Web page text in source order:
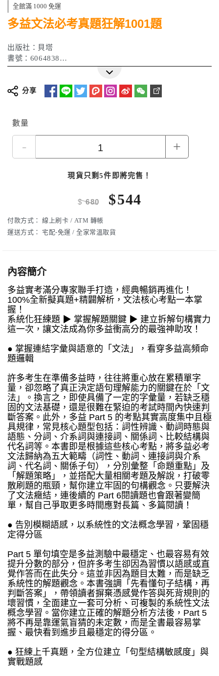
全館滿 1000 免運
多益文法必考真題狂解1001題
出版社：貝塔
書號：6064838
ISBN：9786267570548
出版日期：2026 年 06 月
分享
數量
- +
現貨只剩5件即將完售！
$680 $544
付款方式： 線上刷卡 / ATM 轉帳
運送方式：
宅配-免運 / 全家常溫取貨
內容簡介
多益實考滿分專家聯手打造，經典暢銷再進化！
100%全新擬真題+精闢解析，文法核心考點一本掌
握！
系統化狂練題 ▶ 掌握解題關鍵 ▶ 建立拆解句構實力
這一次，讓文法成為你多益衝高分的最強神助攻！
● 掌握連結字彙與語意的「文法」，看穿多益高頻命
題邏輯
許多考生在準備多益時，往往將重心放在累積單字
量，卻忽略了真正決定語句理解能力的關鍵在於「文
法」。換言之，即使具備了一定的字彙量，若缺乏穩
固的文法基礎，還是很難在緊迫的考試時間內快速判
斷答案。此外，多益 Part 5 的考點其實高度集中且極
具規律，常見核心題型包括：詞性辨識、動詞時態與
語態、分詞、介系詞與連接詞、關係詞、比較結構與
代名詞等。本書即是根據這些核心考點，將多益必考
文法歸納為五大範疇（詞性、動詞、連接詞與介系
詞、代名詞、關係子句），分別彙整「命題重點」及
「解題策略」，並搭配大量相關考題及解說，打破零
散刷題的瓶頸，幫你建立牢固的句構觀念。只要解決
了文法癥結，連後續的 Part 6閱讀題也會跟著變簡
單，幫自己爭取更多時間應對長篇、多篇閱讀！
● 告別模糊語感，以系統性的文法概念學習，鞏固穩
定得分區
Part 5 單句填空是多益測驗中最穩定、也最容易有效
提升分數的部分，但許多考生卻因為習慣以語感或直
覺作答而在此失分。這並非因為題目太難，而是缺乏
系統性的解題觀念。本書強調「先看懂句子結構，再
判斷答案」，帶領讀者摒棄憑感覺作答與死背規則的
壞習慣，全面建立一套可分析、可複製的系統性文法
概念學習。當你建立正確的解題分析方法後，Part 5
將不再是靠運氣盲猜的未定數，而是全書最容易掌
握、最快看到進步且最穩定的得分區。
● 狂練上千真題，全方位建立「句型結構敏感度」與
實戰題感